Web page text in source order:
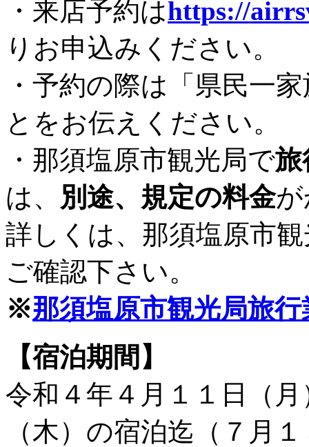
・来店予約はhttps://
りお申込みください。
・予約の際は「県民一
とをお伝えください。
・那須塩原市観光局で旅
は、 別途、規定の料金
詳しくは、那須塩原市
ご確認下さい。
※那須塩原市観光局旅
【宿泊期間】
令和４年４月１１日（
（木）の宿泊迄（７月